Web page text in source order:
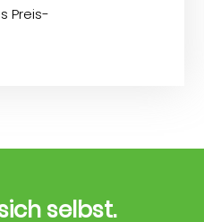
Preis-
selbst.